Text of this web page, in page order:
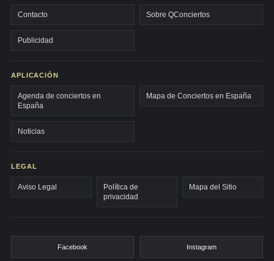
Contacto Sobre QConciertos
Publicidad
APLICACIÓN
Agenda de conciertos en
España
Mapa de Conciertos en España
Noticias
LEGAL
Aviso Legal
Política de
privacidad
Mapa del Sitio
Facebook Instagram